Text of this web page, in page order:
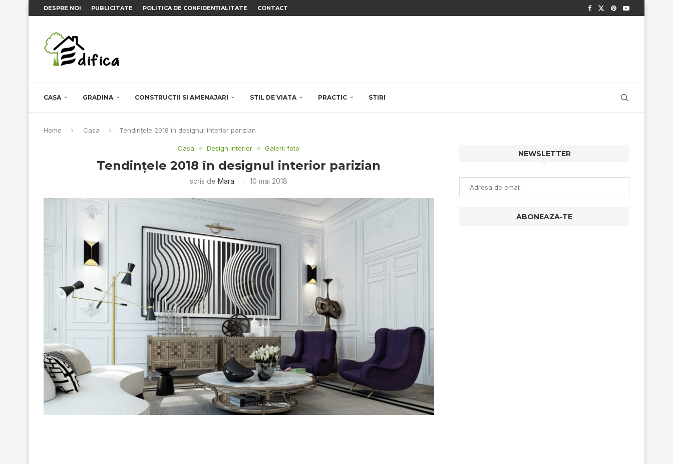
DESPRE NOI PUBLICITATE POLITICA DE CONFIDENȚIALITATE CONTACT
CASA GRADINA CONSTRUCTII SI AMENAJARI STIL DE VIATA PRACTIC STIRI
Home Casa Tendinţele 2018 în designul interior parizian
Casa Design interior Galerii foto
Tendinţele 2018 în designul interior parizian
scris deMara 10 mai 2018
NEWSLETTER